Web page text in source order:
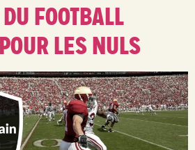
FOOTBALL
LES NULS